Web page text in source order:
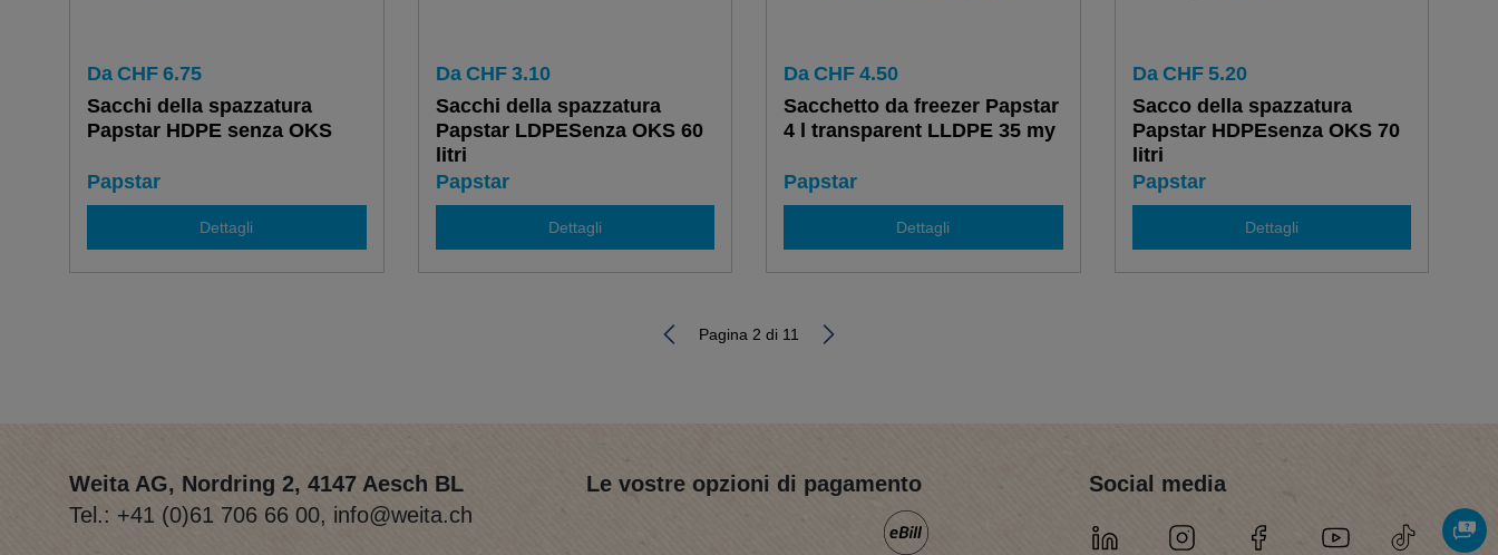
Da CHF 6.75
Sacchi della spazzatura
Papstar HDPE senza OKS
Papstar
Dettagli
Da CHF 3.10
Sacchi della spazzatura
Papstar LDPESenza OKS 60
litri
Papstar
Dettagli
Da CHF 4.50
Sacchetto da freezer Papstar
4 l transparent LLDPE 35 my
Papstar
Dettagli
Da CHF 5.20
Sacco della spazzatura
Papstar HDPEsenza OKS 70
litri
Papstar
Dettagli
Pagina 2 di 11
Weita AG, Nordring 2, 4147 Aesch BL
Tel.: +41 (0)61 706 66 00, info@weita.ch
Le vostre opzioni di pagamento Social media